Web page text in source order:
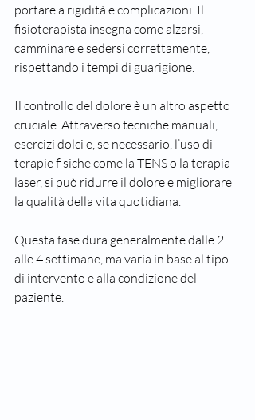
portare a rigidità e complicazioni. Il
fisioterapista insegna come alzarsi,
camminare e sedersi correttamente,
rispettando i tempi di guarigione.
Il controllo del dolore è un altro aspetto
cruciale. Attraverso tecniche manuali,
esercizi dolci e, se necessario, l’uso di
terapie fisiche come la TENS o la terapia
laser, si può ridurre il dolore e migliorare
la qualità della vita quotidiana.
Questa fase dura generalmente dalle 2
alle 4 settimane, ma varia in base al tipo
di intervento e alla condizione del
paziente.